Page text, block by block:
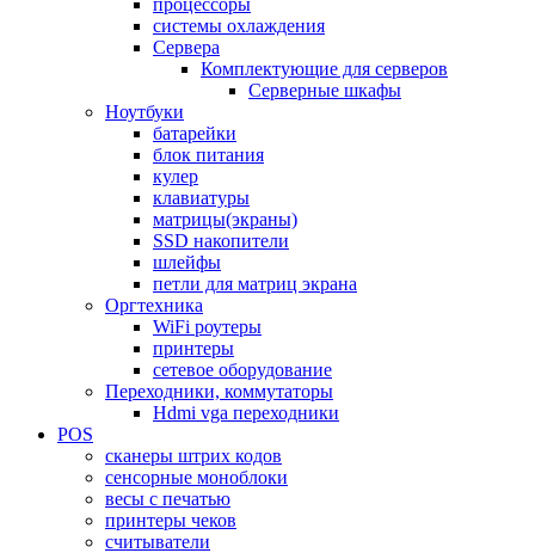
системы охлаждения
Сервера
Комплектующие для серверов
Серверные шкафы
Ноутбуки
батарейки
блок питания
кулер
клавиатуры
матрицы(экраны)
SSD накопители
шлейфы
петли для матриц экрана
Оргтехника
WiFi роутеры
принтеры
сетевое оборудование
Переходники, коммутаторы
Hdmi vga переходники
POS
сканеры штрих кодов
сенсорные моноблоки
весы с печатью
принтеры чеков
считыватели